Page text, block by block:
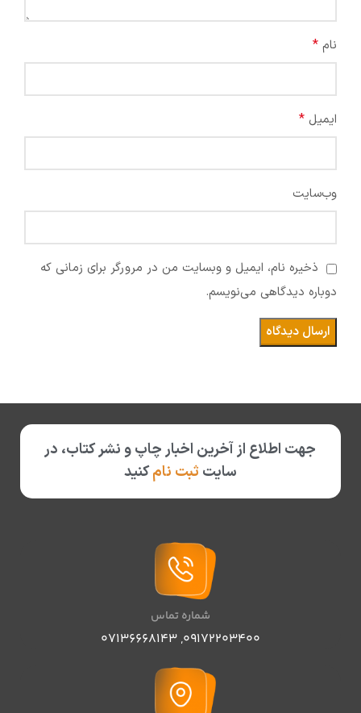
نام *
ایمیل *
وب‌سایت
ذخیره نام، ایمیل و وبسایت من در مرورگر برای زمانی که
دوباره دیدگاهی می‌نویسم.
جهت اطلاع از آخرین اخبار چاپ و نشر کتاب، در
سایت ثبت نامکنید
شماره تماس
09172203400
,
07136668143